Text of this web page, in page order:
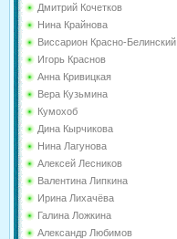
Дмитрий Кочетков
Нина Крайнова
Виссарион Красно-Белинский
Игорь Краснов
Анна Кривицкая
Вера Кузьмина
Кумохоб
Дина Кырчикова
Нина Лагунова
Алексей Лесников
Валентина Липкина
Ирина Лихачёва
Галина Ложкина
Александр Любимов